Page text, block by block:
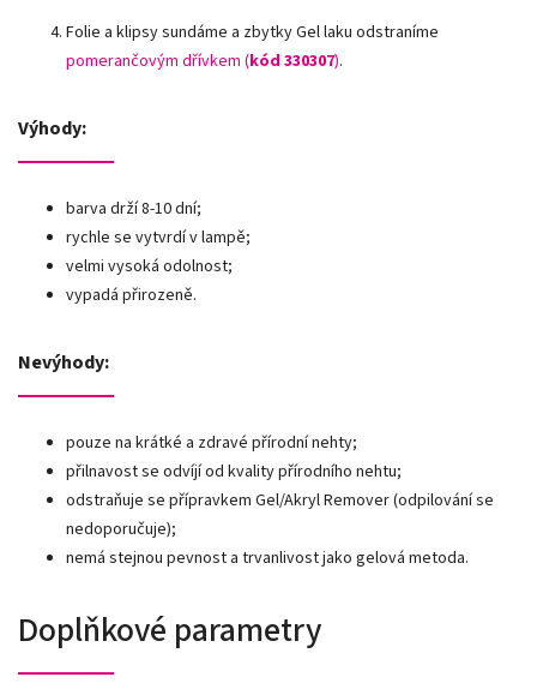
Folie a klipsy sundáme a zbytky Gel laku odstraníme
pomerančovým dřívkem (kód 330307).
Výhody:
barva drží 8-10 dní;
rychle se vytvrdí v lampě;
velmi vysoká odolnost;
vypadá přirozeně.
Nevýhody:
pouze na krátké a zdravé přírodní nehty;
přilnavost se odvíjí od kvality přírodního nehtu;
odstraňuje se přípravkem Gel/Akryl Remover (odpilování se
nedoporučuje);
nemá stejnou pevnost a trvanlivost jako gelová metoda.
Doplňkové parametry